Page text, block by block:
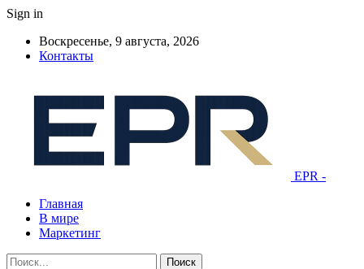
Sign in
Воскресенье, 9 августа, 2026
Контакты
EPR -
Главная
В мире
Маркетинг